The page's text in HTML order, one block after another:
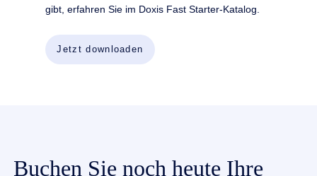
gibt, erfahren Sie im Doxis Fast Starter-Katalog.
Jetzt downloaden
Buchen Sie noch heute Ihre